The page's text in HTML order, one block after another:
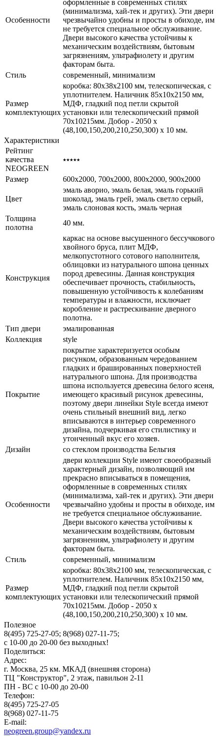
Особенности
оформленные в современных стилях
(минимализма, хай-тек и других). Эти двери
чрезвычайно удобны и просты в обиходе, им
не требуется специальное обслуживание.
Двери высокого качества устойчивы к
механическим воздействиям, бытовым
загрязнениям, ультрафиолету и другим
факторам быта.
Стиль
современный, минимализм
Размер
комплектующих
коробка: 80x38x2100 мм, телескопическая, с
уплотнителем. Наличник 85x10x2150 мм,
МДФ, гладкий под петли скрытой
установки или телескопический прямой
70x10215мм. Добор - 2050 х
(48,100,150,200,210,250,300) х 10 мм.
Характеристики
Рейтинг
качества
NEOGREEN
⭑⭑⭑⭑⭑
Размер 600x2000, 700x2000, 800x2000, 900x2000
Цвет
эмаль аворио, эмаль белая, эмаль горький
шоколад, эмаль грей, эмаль светло серый,
эмаль слоновая кость, эмаль черная
Толщина
полотна
40 мм.
Конструкция
каркас на основе высушенного бессучкового
хвойного бруса, плит МДФ,
мелкопустотного сотового наполнителя,
облицовки из натурального шпона ценных
пород древесины. Данная конструкция
обеспечивает прочность, стабильность,
повышенную устойчивость к колебаниям
температуры и влажности, исключает
коробление и растрескивание дверного
полотна.
Тип двери
эмалированная
Коллекция
style
Покрытие
покрытие характеризуется особым
рисунком, образованным чередованием
гладких и брашированных поверхностей
натурального шпона. Для производства
шпона используется древесина белого ясеня,
имеющего красивый рисунок древесины,
поэтому двери линейки Style всегда имеют
очень стильный внешний вид, легко
вписываются в интерьер современного
дизайна, подчеркивая его стилистику и
утонченный вкус его хозяев.
Дизайн
со стеклом производства Бельгия
Особенности
двери коллекции Style имеют своеобразный
характерный дизайн, позволяющий им
прекрасно вписываться в помещения,
оформленные в современных стилях
(минимализма, хай-тек и других). Эти двери
чрезвычайно удобны и просты в обиходе, им
не требуется специальное обслуживание.
Двери высокого качества устойчивы к
механическим воздействиям, бытовым
загрязнениям, ультрафиолету и другим
факторам быта.
Стиль
современный, минимализм
Размер
комплектующих
коробка: 80x38x2100 мм, телескопическая, с
уплотнителем. Наличник 85x10x2150 мм,
МДФ, гладкий под петли скрытой
установки или телескопический прямой
70x10215мм. Добор - 2050 х
(48,100,150,200,210,250,300) х 10 мм.
Полезное
8(495) 725-27-05; 8(968) 027-11-75;
с 10-00 до 20-00 без выходных!
Поделиться:
Адрес:
г. Москва, 25 км. МКАД (внешняя сторона)
ТЦ "Конструктор", 2 этаж, павильон 2-11
ПН - ВС с 10-00 до 20-00
Телефон:
8(495) 725-27-05
8(968) 027-11-75
E-mail:
neogreen.group@yandex.ru